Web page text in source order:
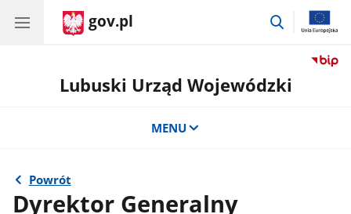
gov.pl
przejdź
Lubuski Urząd Wojewódzki
MENU
Powrót
Dyrektor Generalny